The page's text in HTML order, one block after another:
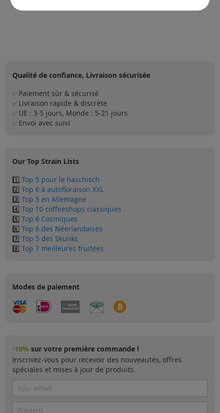
Qualité de confiance, Livraison sécurisée
✅ Paiement sûr & sécurisé
✅ Livraison rapide & discrète
✅ UE : 3-5 jours, Monde : 5-21 jours
✅ Envoi avec suivi
Our Top Strain Lists
1️⃣ Top 5 pour le haschisch
2️⃣ Top 6 à autofloraison XXL
3️⃣ Top 5 en Allemagne
4️⃣ Top 10 coffeeshops classiques
5️⃣ Top 6 Cosmiques
6️⃣ Top 6 des Néerlandaises
7️⃣ Top 5 des Skunks
8️⃣ Top 7 meilleures fruitées
Modes de paiement
-10% sur votre première commande !
Inscrivez-vous pour recevoir des nouveautés, offres
spéciales et mises à jour de produits.